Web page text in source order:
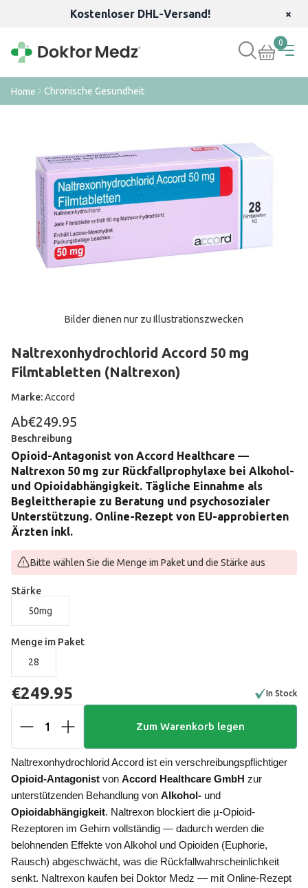
Kostenloser DHL-Versand! ×
0
Home Chronische Gesundheit
Bilder dienen nur zu Illustrationszwecken
Naltrexonhydrochlorid Accord 50 mg
Filmtabletten (Naltrexon)
Marke:Accord
Ab€249.95
Beschreibung
Opioid-Antagonist von Accord Healthcare —
Naltrexon 50 mg zur Rückfallprophylaxe bei Alkohol-
und Opioidabhängigkeit. Tägliche Einnahme als
Begleittherapie zu Beratung und psychosozialer
Unterstützung. Online-Rezept von EU-approbierten
Ärzten inkl.
Bitte wählen Sie die Menge im Paket und die Stärke aus
Menge im Paket
28
Stärke
50mg
€249.95 In Stock
1 Zum Warenkorb legen
Naltrexonhydrochlorid Accord ist ein verschreibungspflichtiger
Opioid-Antagonist von Accord Healthcare GmbH zur
unterstützenden Behandlung von Alkohol- und
Opioidabhängigkeit. Naltrexon blockiert die µ-Opioid-
Rezeptoren im Gehirn vollständig — dadurch werden die
belohnenden Effekte von Alkohol und Opioiden (Euphorie,
Rausch) abgeschwächt, was die Rückfallwahrscheinlichkeit
senkt. Naltrexon kaufen bei Doktor Medz — mit Online-Rezept